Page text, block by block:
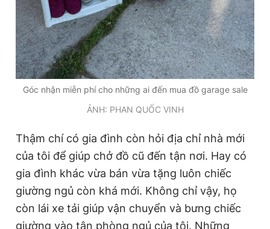
Góc nhận miễn phí cho những ai đến mua đồ garage sale
ẢNH: PHAN QUỐC VINH
Thậm chí có gia đình còn hỏi địa chỉ nhà mới
của tôi để giúp chở đồ cũ đến tận nơi. Hay có
gia đình khác vừa bán vừa tặng luôn chiếc
giường ngủ còn khá mới. Không chỉ vậy, họ
còn lái xe tải giúp vận chuyển và bưng chiếc
giường vào tận phòng ngủ của tôi. Những